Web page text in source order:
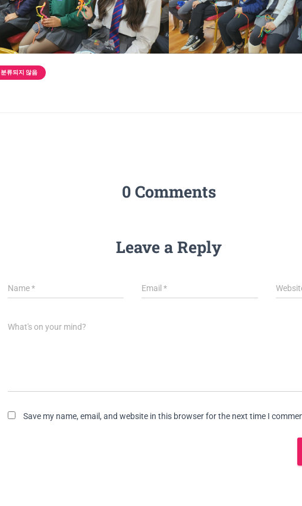
분류되지 않음
0 Comments
Leave a Reply
Name* Email*
What's on your mind?
Save my name, email, and website in this browser for the next time I